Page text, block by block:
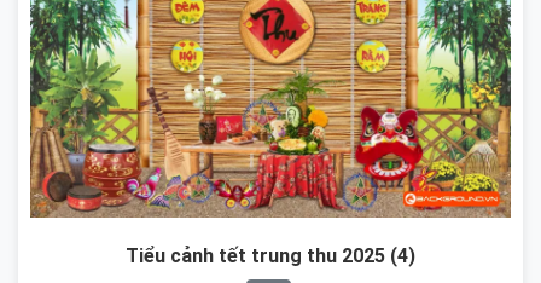
Tiểu cảnh tết trung thu 2025 (4)